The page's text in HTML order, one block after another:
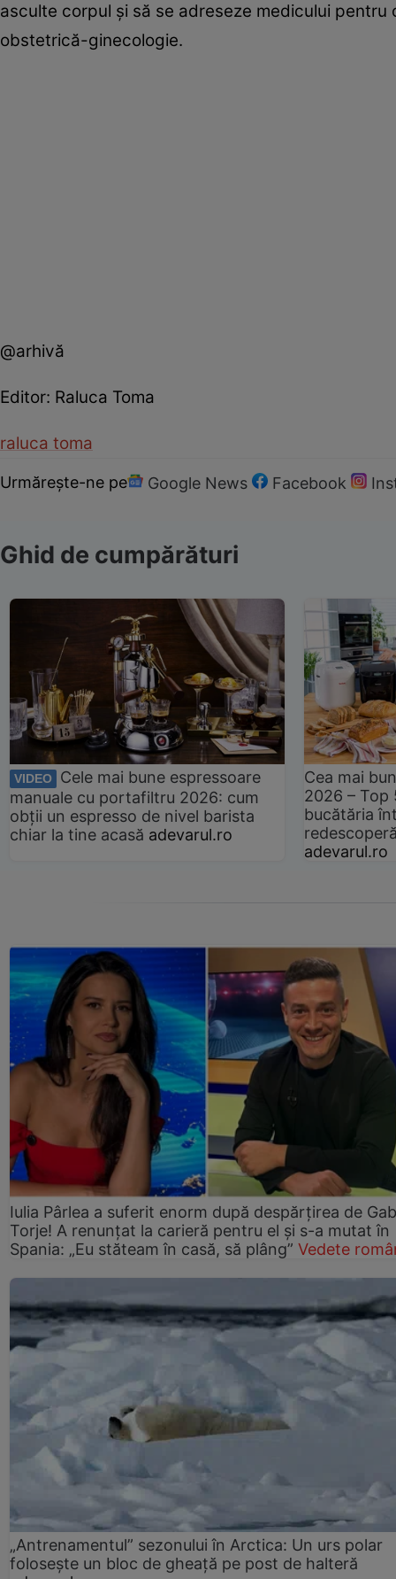
asculte corpul și să se adreseze medicului pentru
obstetrică-ginecologie.
@arhivă
Editor: Raluca Toma
raluca toma
Urmărește-ne pe Google News Facebook
Ghid de cumpărături
VIDEO
Cele mai bune espressoare
manuale cu portafiltru 2026: cum
obții un espresso de nivel barista
chiar la tine acasă adevarul.ro
Cea mai
2026 –
bucătăria
adevarul.ro
Iulia Pârlea a suferit enorm după despărțirea de
Torje! A renunțat la carieră pentru el și s-a mutat în
Spania: „Eu stăteam în casă, să plâng” Vedete
„Antrenamentul” sezonului în Arctica: Un urs polar
folosește un bloc de gheață pe post de halteră